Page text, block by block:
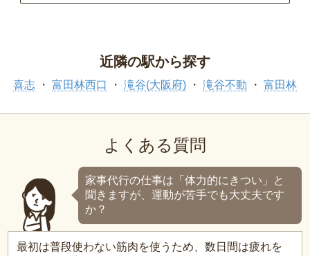
近隣の駅から探す
喜志 富田林西口 滝谷(大阪府) 滝谷不動 富田林
よくある質問
家事代行の仕事は「体力的にきつい」と
聞きますが、運動が苦手でも大丈夫です
か？
最初は普段使わない筋肉を使うため、数日間は疲れを